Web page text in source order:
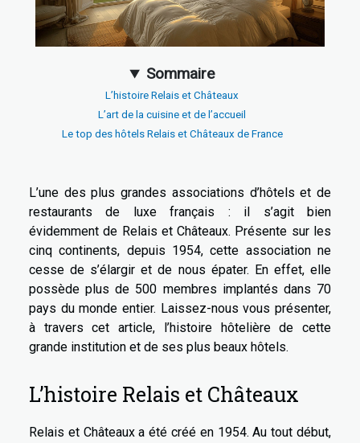
Sommaire
L’histoire Relais et Châteaux
L’art de la cuisine et de l’accueil
Le top des hôtels Relais et Châteaux de France
L’une des plus grandes associations d’hôtels et de
restaurants de luxe français : il s’agit bien
évidemment de Relais et Châteaux. Présente sur les
cinq continents, depuis 1954, cette association ne
cesse de s’élargir et de nous épater. En effet, elle
possède plus de 500 membres implantés dans 70
pays du monde entier. Laissez-nous vous présenter,
à travers cet article, l’histoire hôtelière de cette
grande institution et de ses plus beaux hôtels.
L’histoire Relais et Châteaux
Relais et Châteaux a été créé en 1954. Au tout début,